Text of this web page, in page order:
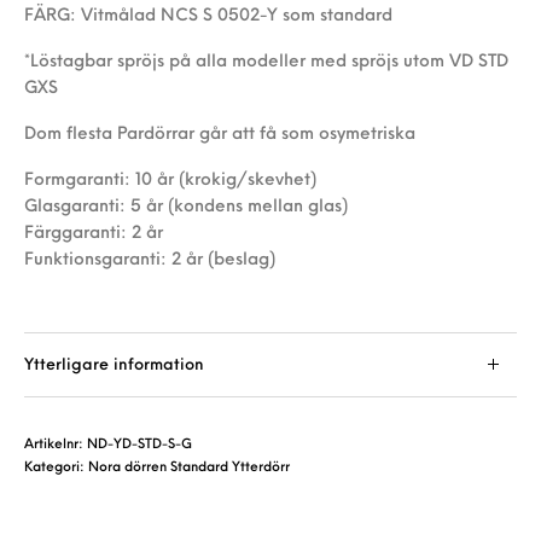
FÄRG: Vitmålad NCS S 0502-Y som standard
*Löstagbar spröjs på alla modeller med spröjs utom VD STD
GXS
Dom flesta Pardörrar går att få som osymetriska
Formgaranti: 10 år (krokig/skevhet)
Glasgaranti: 5 år (kondens mellan glas)
Färggaranti: 2 år
Funktionsgaranti: 2 år (beslag)
Ytterligare information
Artikelnr: ND-YD-STD-S-G
Kategori: Nora dörren Standard Ytterdörr